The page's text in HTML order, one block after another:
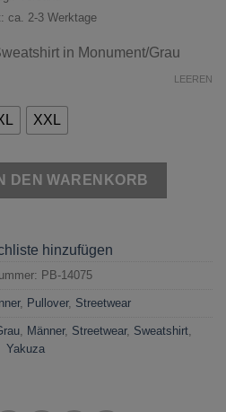
ca. 2-3 Werktage
in Monument/Grau
XXL
LEEREN
Line Monument/Grau Menge
DEN WARENKORB
hinzufügen
PB-14075
, Pullover, Streetwear
Männer, Streetwear, Sweatshirt
Yakuza